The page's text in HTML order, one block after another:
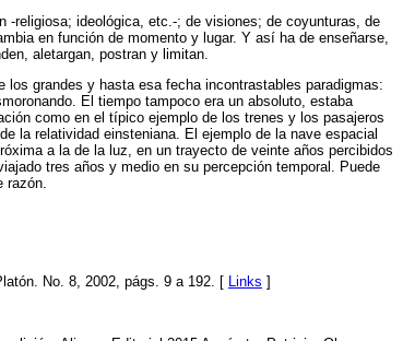
religiosa; ideológica, etc.-; de visiones; de coyunturas, de
en función de momento y lugar. Y así ha de enseñarse,
aletargan, postran y limitan.
grandes y hasta esa fecha incontrastables paradigmas:
El tiempo tampoco era un absoluto, estaba
como en el típico ejemplo de los trenes y los pasajeros
la relatividad einsteniana. El ejemplo de la nave espacial
a la de la luz, en un trayecto de veinte años percibidos
tres años y medio en su percepción temporal. Puede
No. 8, 2002, págs. 9 a 192. [ Links ]